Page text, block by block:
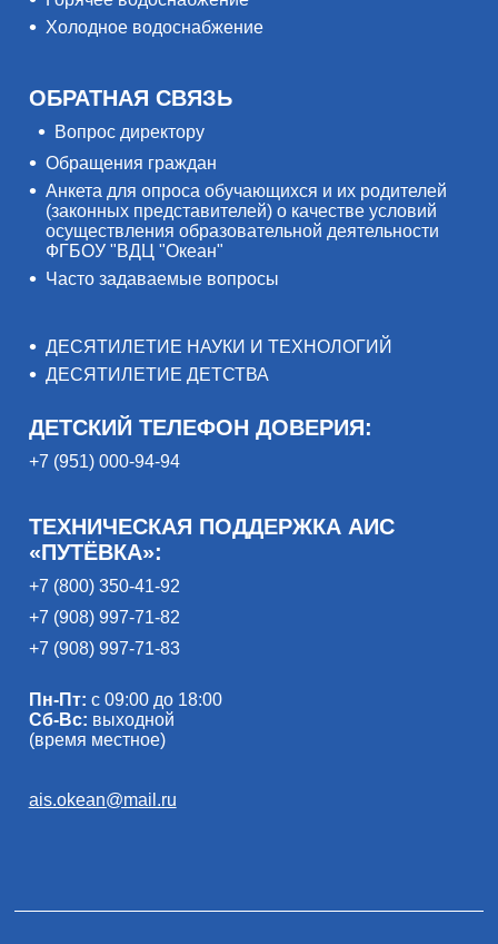
Холодное водоснабжение
ОБРАТНАЯ СВЯЗЬ
Вопрос директору
Обращения граждан
Анкета для опроса обучающихся и их родителей
(законных представителей) о качестве условий
осуществления образовательной деятельности
ФГБОУ "ВДЦ "Океан"
Часто задаваемые вопросы
ДЕСЯТИЛЕТИЕ НАУКИ И ТЕХНОЛОГИЙ
ДЕСЯТИЛЕТИЕ ДЕТСТВА
ДЕТСКИЙ ТЕЛЕФОН ДОВЕРИЯ:
+7 (951) 000-94-94
ТЕХНИЧЕСКАЯ ПОДДЕРЖКА АИС
«ПУТЁВКА»:
+7 (800) 350-41-92
+7 (908) 997-71-82
+7 (908) 997-71-83
Пн-Пт: с 09:00 до 18:00
Сб-Вс: выходной
(время местное)
ais.okean@mail.ru